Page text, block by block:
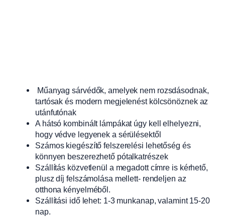
Műanyag sárvédők, amelyek nem rozsdásodnak,
tartósak és modern megjelenést kölcsönöznek az
utánfutónak
A hátsó kombinált lámpákat úgy kell elhelyezni,
hogy védve legyenek a sérülésektől
Számos kiegészítő felszerelési lehetőség és
könnyen beszerezhető pótalkatrészek
Szállítás közvetlenül a megadott címre is kérhető,
plusz díj felszámolása mellett- rendeljen az
otthona kényelméből.
Szállítási idő lehet: 1-3 munkanap, valamint 15-20
nap.